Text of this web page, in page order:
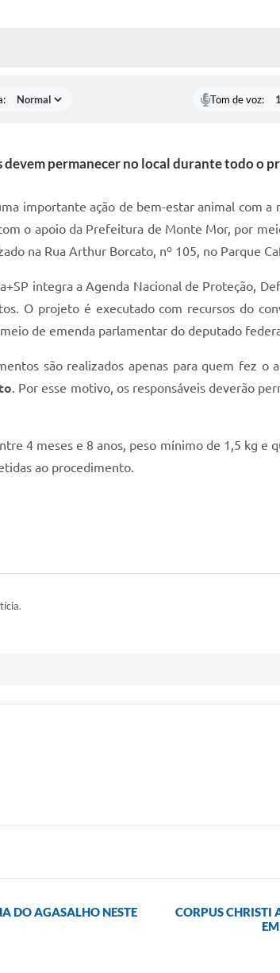
Tom de voz:
devem permanecer no local durante todo o
importante ação de bem-estar animal com a
o apoio da Prefeitura de Monte Mor, por
na Rua Arthur Borcato, nº 105, no Parque
integra a Agenda Nacional de Proteção,
O projeto é executado com recursos do
de emenda parlamentar do deputado
são realizados apenas para quem fez o
. Por esse motivo, os responsáveis deverão
4 meses e 8 anos, peso mínimo de 1,5 kg e
ao procedimento.
DO AGASALHO NESTE
CORPUS CHRISTI